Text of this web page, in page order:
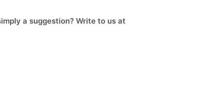
a suggestion? Write to us at